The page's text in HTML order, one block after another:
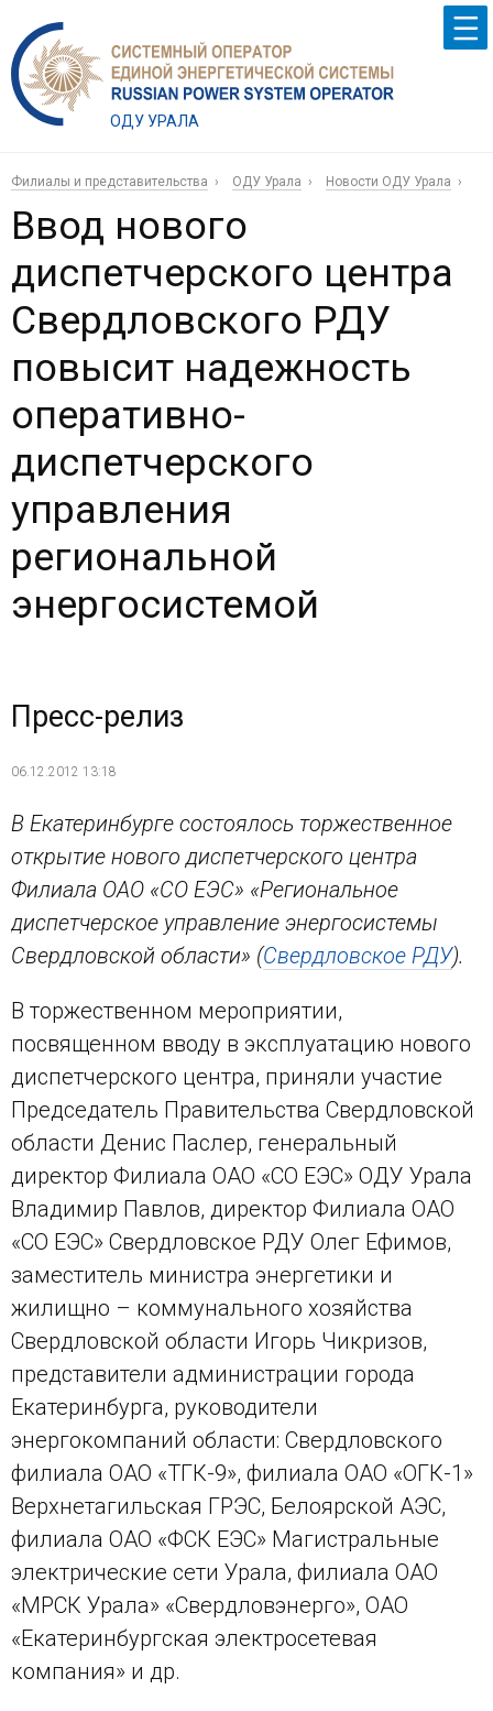
ОДУ УРАЛА
Филиалы и представительства ОДУ Урала Новости ОДУ Урала
Ввод нового
диспетчерского центра
Свердловского РДУ
повысит надежность
оперативно-
диспетчерского
управления
региональной
энергосистемой
Пресс-релиз
06.12.2012 13:18
В Екатеринбурге состоялось торжественное
открытие нового диспетчерского центра
Филиала ОАО «СО ЕЭС» «Региональное
диспетчерское управление энергосистемы
Свердловской области» (Свердловское РДУ).
В торжественном мероприятии,
посвященном вводу в эксплуатацию нового
диспетчерского центра, приняли участие
Председатель Правительства Свердловской
области Денис Паслер, генеральный
директор Филиала ОАО «СО ЕЭС» ОДУ Урала
Владимир Павлов, директор Филиала ОАО
«СО ЕЭС» Свердловское РДУ Олег Ефимов,
заместитель министра энергетики и
жилищно – коммунального хозяйства
Свердловской области Игорь Чикризов,
представители администрации города
Екатеринбурга, руководители
энергокомпаний области: Свердловского
филиала ОАО «ТГК-9», филиала ОАО «ОГК-1»
Верхнетагильская ГРЭС, Белоярской АЭС,
филиала ОАО «ФСК ЕЭС» Магистральные
электрические сети Урала, филиала ОАО
«МРСК Урала» «Свердловэнерго», ОАО
«Екатеринбургская электросетевая
компания» и др.